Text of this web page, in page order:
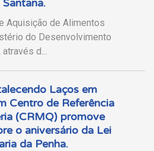
Aquisição de Alimentos
do Desenvolvimento
d...
Laços em
Centro de Referência
(CRMQ) promove
o aniversário da Lei
da Penha.